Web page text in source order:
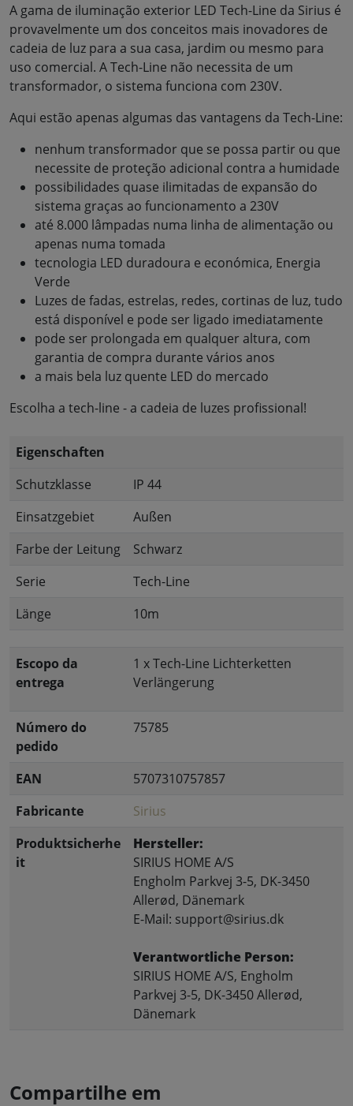
A gama de iluminação exterior LED Tech-Line da Sirius é
provavelmente um dos conceitos mais inovadores de
cadeia de luz para a sua casa, jardim ou mesmo para
uso comercial. A Tech-Line não necessita de um
transformador, o sistema funciona com 230V.
Aqui estão apenas algumas das vantagens da Tech-Line:
nenhum transformador que se possa partir ou que
necessite de proteção adicional contra a humidade
possibilidades quase ilimitadas de expansão do
sistema graças ao funcionamento a 230V
até 8.000 lâmpadas numa linha de alimentação ou
apenas numa tomada
tecnologia LED duradoura e económica, Energia
Verde
Luzes de fadas, estrelas, redes, cortinas de luz, tudo
está disponível e pode ser ligado imediatamente
pode ser prolongada em qualquer altura, com
garantia de compra durante vários anos
a mais bela luz quente LED do mercado
Escolha a tech-line - a cadeia de luzes profissional!
Eigenschaften
Schutzklasse
IP 44
Einsatzgebiet
Außen
Farbe der Leitung
Schwarz
Serie
Tech-Line
Länge
10m
Escopo da
entrega
1 x Tech-Line Lichterketten
Verlängerung
Número do
pedido
75785
EAN
5707310757857
Fabricante
Sirius
Produktsicherhe
it
Hersteller:
SIRIUS HOME A/S
Engholm Parkvej 3-5, DK-3450
Allerød, Dänemark
E-Mail: support@sirius.dk
Verantwortliche Person:
SIRIUS HOME A/S, Engholm
Parkvej 3-5, DK-3450 Allerød,
Dänemark
Compartilhe em